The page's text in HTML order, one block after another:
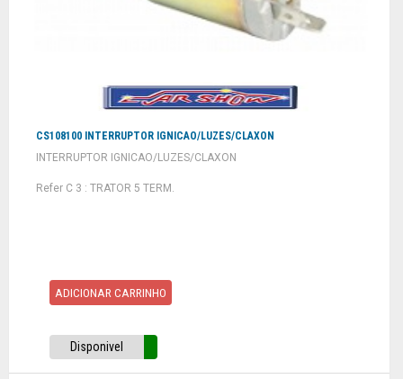
CS108100 INTERRUPTOR IGNICAO/LUZES/CLAXON
INTERRUPTOR IGNICAO/LUZES/CLAXON
Refer C 3 : TRATOR 5 TERM.
ADICIONAR CARRINHO
Disponivel